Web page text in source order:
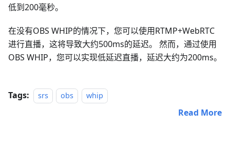
低到200毫秒。
在没有OBS WHIP的情况下，您可以使用RTMP+WebRTC
进行直播，这将导致大约500ms的延迟。 然而，通过使用
OBS WHIP，您可以实现低延迟直播，延迟大约为200ms。
Tags: srs obs whip
Read More